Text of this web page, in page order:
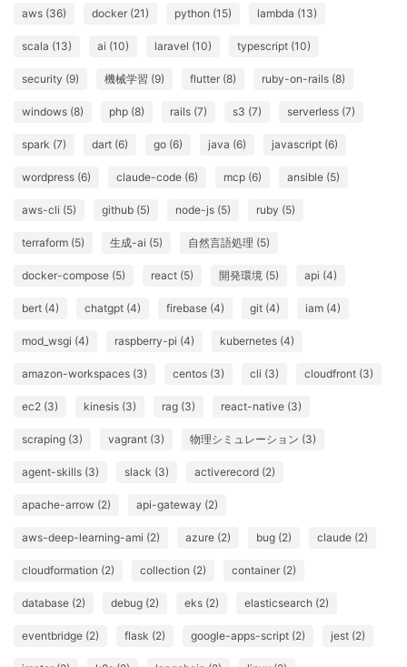
aws (36) docker (21) python (15) lambda (13)
scala (13) ai (10) laravel (10) typescript (10)
security (9) 機械学習 (9) flutter (8) ruby-on-rails (8)
windows (8) php (8) rails (7) s3 (7) serverless (7)
spark (7) dart (6) go (6) java (6) javascript (6)
wordpress (6) claude-code (6) mcp (6) ansible (5)
aws-cli (5) github (5) node-js (5) ruby (5)
terraform (5) 生成-ai (5) 自然言語処理 (5)
docker-compose (5) react (5) 開発環境 (5) api (4)
bert (4) chatgpt (4) firebase (4) git (4) iam (4)
mod_wsgi (4) raspberry-pi (4) kubernetes (4)
amazon-workspaces (3) centos (3) cli (3) cloudfront (3)
ec2 (3) kinesis (3) rag (3) react-native (3)
scraping (3) vagrant (3) 物理シミュレーション (3)
agent-skills (3) slack (3) activerecord (2)
apache-arrow (2) api-gateway (2)
aws-deep-learning-ami (2) azure (2) bug (2) claude (2)
cloudformation (2) collection (2) container (2)
database (2) debug (2) eks (2) elasticsearch (2)
eventbridge (2) flask (2) google-apps-script (2) jest (2)